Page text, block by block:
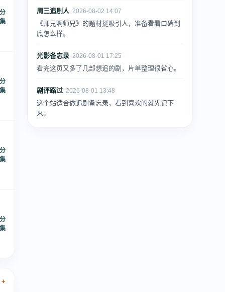
+
周三追剧人 2026-08-02 14:07
《师兄啊师兄》的题材挺吸引人，准备看看口碑到
底怎么样。
光影备忘录 2026-08-01 17:25
看完这页又多了几部想追的剧，片单整理很省心。
剧评路过 2026-08-01 13:48
这个站适合做追剧备忘录，看到喜欢的就先记下
来。